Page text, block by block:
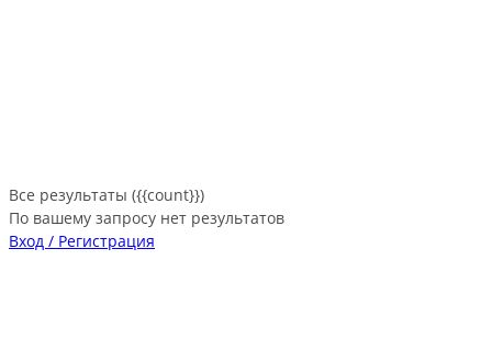
Все результаты ({{count}})
По вашему запросу нет результатов
Вход / Регистрация